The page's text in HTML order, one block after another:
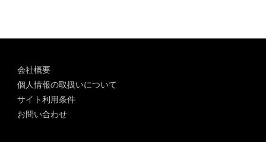
会社概要
個人情報の取扱いについて
サイト利用条件
お問い合わせ